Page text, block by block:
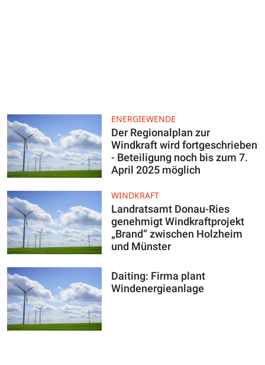
ENERGIEWENDE
Der Regionalplan zur
Windkraft wird fortgeschrieben
- Beteiligung noch bis zum 7.
April 2025 möglich
WINDKRAFT
Landratsamt Donau-Ries
genehmigt Windkraftprojekt
„Brand“ zwischen Holzheim
und Münster
Daiting: Firma plant
Windenergieanlage